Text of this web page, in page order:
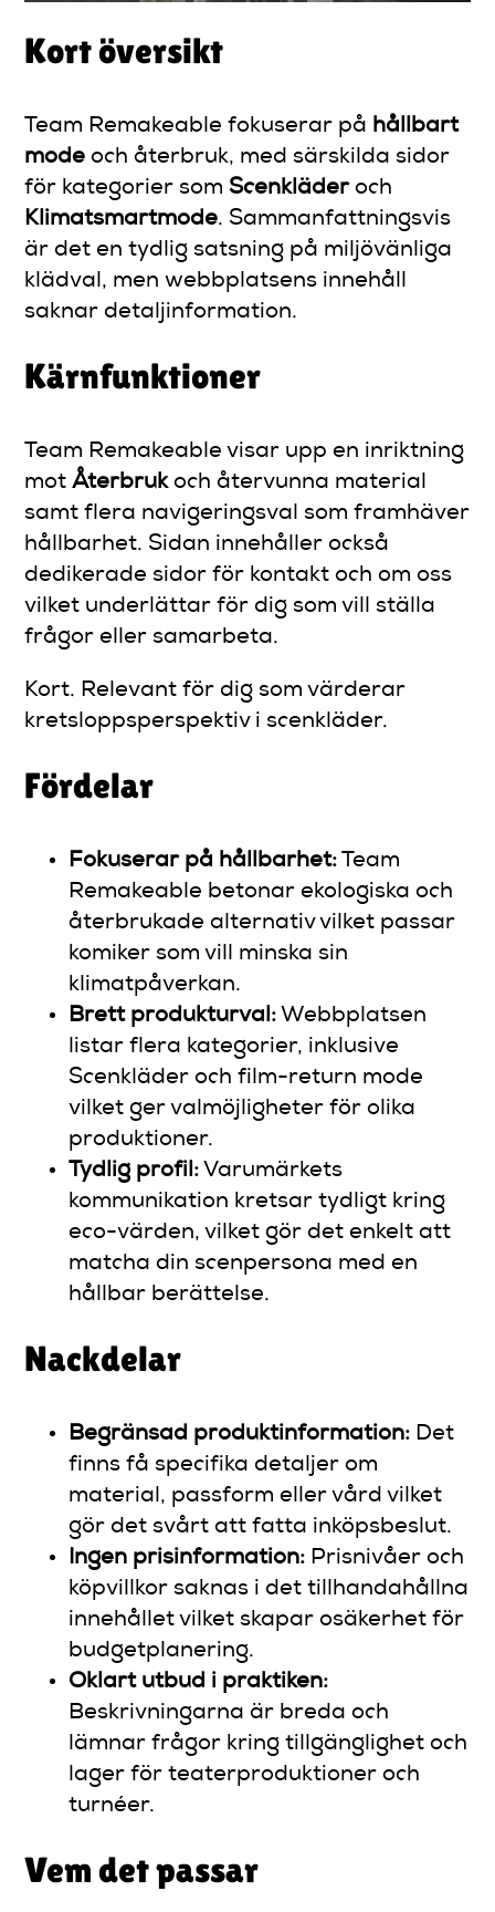
Kort översikt
Team Remakeable fokuserar på hållbart
mode och återbruk, med särskilda sidor
för kategorier som Scenkläderoch
Klimatsmartmode. Sammanfattningsvis
är det en tydlig satsning på miljövänliga
klädval, men webbplatsens innehåll
saknar detaljinformation.
Kärnfunktioner
Team Remakeable visar upp en inriktning
motÅterbrukoch återvunna material
samt flera navigeringsval som framhäver
hållbarhet. Sidan innehåller också
dedikerade sidor för kontakt och om oss
vilket underlättar för dig som vill ställa
frågor eller samarbeta.
Kort. Relevant för dig som värderar
kretsloppsperspektiv i scenkläder.
Fördelar
Fokuserar på hållbarhet: Team
Remakeable betonar ekologiska och
återbrukade alternativ vilket passar
komiker som vill minska sin
klimatpåverkan.
Brett produkturval: Webbplatsen
listar flera kategorier, inklusive
Scenkläder och film-return mode
vilket ger valmöjligheter för olika
produktioner.
Tydlig profil: Varumärkets
kommunikation kretsar tydligt kring
eco-värden, vilket gör det enkelt att
matcha din scenpersona med en
hållbar berättelse.
Nackdelar
Begränsad produktinformation: Det
finns få specifika detaljer om
material, passform eller vård vilket
gör det svårt att fatta inköpsbeslut.
Ingen prisinformation: Prisnivåer och
köpvillkor saknas i det tillhandahållna
innehållet vilket skapar osäkerhet för
budgetplanering.
Oklart utbud i praktiken:
Beskrivningarna är breda och
lämnar frågor kring tillgänglighet och
lager för teaterproduktioner och
turnéer.
Vem det passar